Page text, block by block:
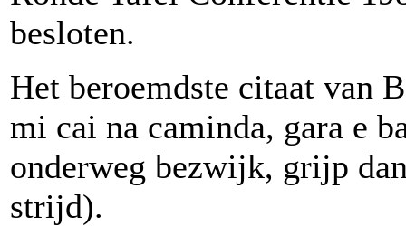
besloten.
Het beroemdste citaat van
mi cai na caminda, gara e
onderweg bezwijk, grijp
strijd).